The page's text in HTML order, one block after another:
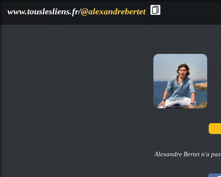
www.touslesliens.fr/@alexandrebertet
Alexandre Bertet n'a